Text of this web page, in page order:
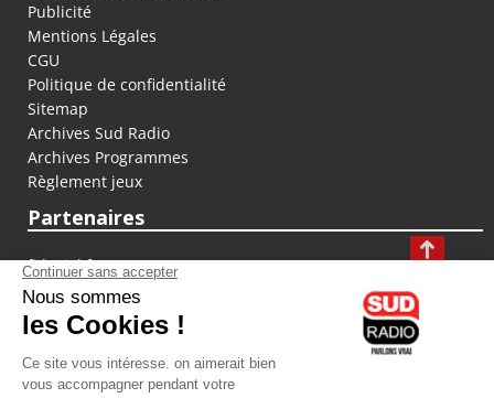
Publicité
Mentions Légales
CGU
Politique de confidentialité
Sitemap
Archives Sud Radio
Archives Programmes
Règlement jeux
Partenaires
fiducial.fr
lyoncapitale.fr
olympique-et-lyonnais.com
L'application Iphone / Android